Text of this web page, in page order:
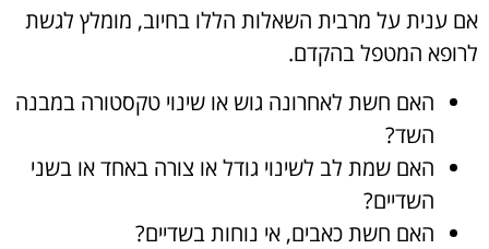
אם ענית על מרבית השאלות הללו בחיוב, מומלץ לגשת
לרופא המטפל בהקדם.
האם חשת לאחרונה גוש או שינוי טקסטורה במבנה
השד?
האם שמת לב לשינוי גודל או צורה באחד או בשני
השדיים?
האם חשת כאבים, אי נוחות בשדיים?